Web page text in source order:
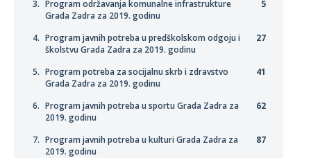
5
Program održavanja komunalne infrastrukture
Grada Zadra za 2019. godinu
27
Program javnih potreba u predškolskom odgoju i
školstvu Grada Zadra za 2019. godinu
41
Program potreba za socijalnu skrb i zdravstvo
Grada Zadra za 2019. godinu
62
Program javnih potreba u sportu Grada Zadra za
2019. godinu
87
Program javnih potreba u kulturi Grada Zadra za
2019. godinu